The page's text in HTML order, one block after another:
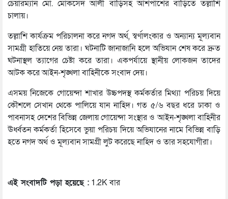
চেয়ারম্যান মো. মোকসেদ আলী বাড়িসহ আশপাশের বাড়িতে তল্লাশি
চালায়।
তল্লাশি কার্যক্রম পরিচালনা করে নগদ অর্থ, স্বর্ণালংকার ও অন্যান্য মূল্যবান
সামগ্রী হাতিয়ে নেয় তারা। ঘটনাটি জানাজানি হলে অভিযান শেষ করে দ্রুত
ঘটনাস্থল ত্যাগের চেষ্টা করে তারা। একপর্যায়ে স্থানীয় লোকজন তাদের
আটক করে আইন-শৃঙ্খলা বাহিনীকে সংবাদ দেয়।
এসময় নিজেকে গোয়েন্দা শাখার উচ্চপদস্থ কর্মকর্তার মিথ্যা পরিচয় দিয়ে
কৌশলে সেখান থেকে পালিয়ে যান নাহিদ। গত ৫/৬ বছর ধরে ঢাকা ও
পাবনাসহ দেশের বিভিন্ন জেলায় গোয়েন্দা সংস্থার ও আইন-শৃঙ্খলা বাহিনীর
ঊর্ধ্বতন কর্মকর্তা হিসেবে ভুয়া পরিচয় দিয়ে অভিযানের নামে বিভিন্ন বাড়ি
হতে নগদ অর্থ ও মূল্যবান সামগ্রী লুট করেছে নাহিদ ও তার সহযোগীরা।
এই সংবাদটি পড়া হয়েছে : 1.2K বার